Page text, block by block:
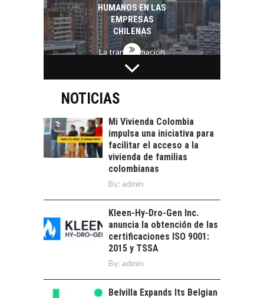
HUMANOS EN LAS
EMPRESAS
CHILENAS
La transformación
estratégica de los
recursos humanos en
FINANCIAMIENTO
PARA PYMES EN
ALTERNATIVAS MÁS
ALLÁ DEL CRÉDITO
BANCARIO
Financiamiento para
pymes en Chile:
alternativas que
trascienden el
EL CRECIMIENTO DE
LOS SERVICIOS
EXPORTADOS DESDE
CHILE
El auge de las
exportaciones de
servicios digitales en
TORRES DEL PAINE Y
SU APORTE AL
TURISMO Y LA
NOTICIAS
Mi Vivienda Colombia
impulsa una iniciativa para
facilitar el acceso a la
vivienda de familias
colombianas
By: admin
Kleen-Hy-Dro-Gen Inc.
anuncia la obtención de las
certificaciones ISO 9001:
2015 y TSSA
By: admin
Belvilla Expands Its Belgian